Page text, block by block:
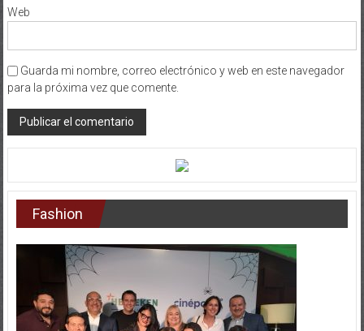
Web
Guarda mi nombre, correo electrónico y web en este navegador
para la próxima vez que comente.
Fashion